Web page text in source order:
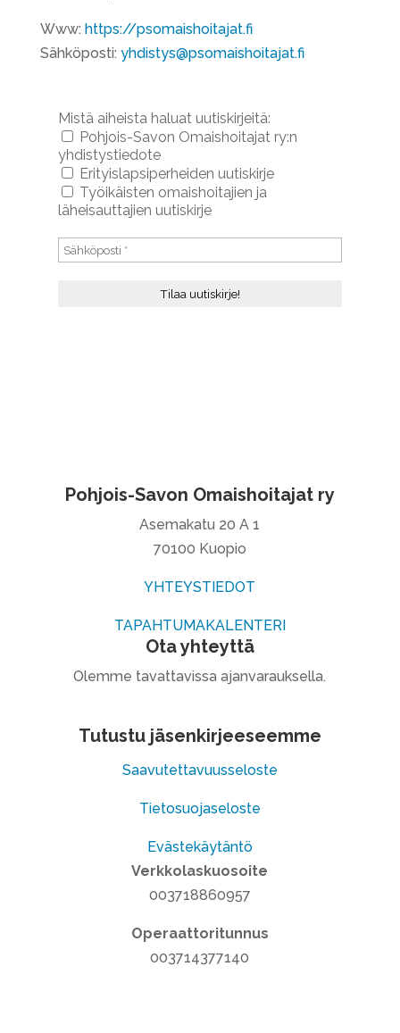
Www: https://psomaishoitajat.fi
Sähköposti: yhdistys@psomaishoitajat.fi
Mistä aiheista haluat uutiskirjeitä:
Pohjois-Savon Omaishoitajat ry:n
yhdistystiedote
Erityislapsiperheiden uutiskirje
Työikäisten omaishoitajien ja
läheisauttajien uutiskirje
Pohjois-Savon Omaishoitajat ry
Asemakatu 20 A 1
70100 Kuopio
YHTEYSTIEDOT
TAPAHTUMAKALENTERI
Ota yhteyttä
Olemme tavattavissa ajanvarauksella.
Tutustu jäsenkirjeeseemme
Saavutettavuusseloste
Tietosuojaseloste
Evästekäytäntö
Verkkolaskuosoite
003718860957
Operaattoritunnus
003714377140